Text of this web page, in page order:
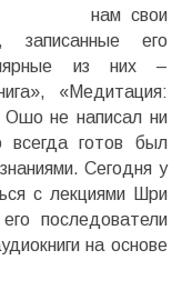
нам свои
его
из них –
«Медитация:
Ошо не написал ни
всегда готов был
Сегодня у
с лекциями Шри
последователи
на основе